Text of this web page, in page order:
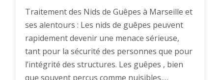
Traitement des Nids de Guêpes à Marseille et
ses alentours : Les nids de guêpes peuvent
rapidement devenir une menace sérieuse,
tant pour la sécurité des personnes que pour
l’intégrité des structures. Les guêpes , bien
que souvent perçus comme nuisibles,…